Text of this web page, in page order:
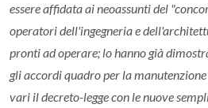
essere affidata ai neoassunti del
operatori dell'ingegneria e
pronti ad operare; lo hanno già
gli accordi quadro per la
vari il decreto-legge con le nuove